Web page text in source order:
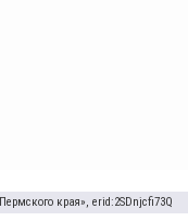
края», erid:2SDnjcfi73Q